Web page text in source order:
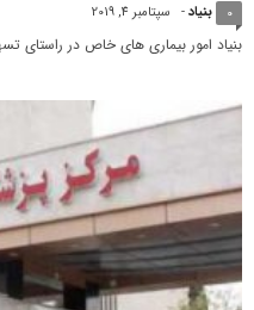
بنیاد- سپتامبر 4, 2019 0
بنیاد امور بیماری های خاص در راستای